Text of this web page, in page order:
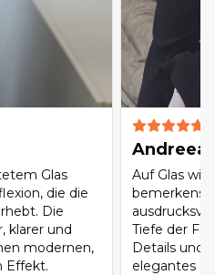
Glas
die die
Die
klarer und
modernen,
Effekt.
Andreea
Auf Glas
Tiefe der
Details und
elegantes